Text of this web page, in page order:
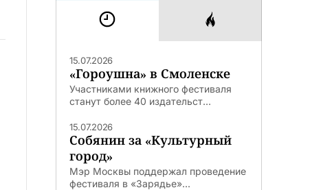
15.07.2026
«Гороушна» в Смоленске
Участниками книжного фестиваля
станут более 40 издательст...
15.07.2026
Собянин за «Культурный
город»
Мэр Москвы поддержал проведение
фестиваля в «Зарядье»...